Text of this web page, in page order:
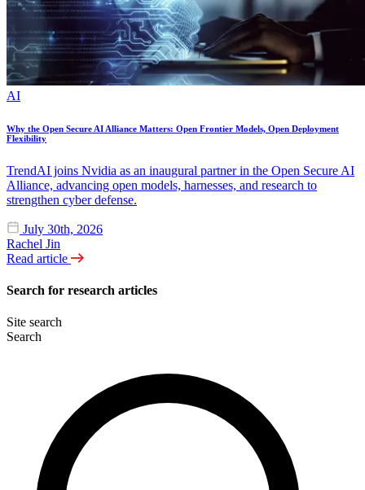
AI
Why the Open Secure AI Alliance Matters: Open Frontier Models, Open Deployment
Flexibility
TrendAI joins Nvidia as an inaugural partner in the Open Secure AI
Alliance, advancing open models, harnesses, and research to
strengthen cyber defense.
July 30th, 2026
Rachel Jin
Read article
Search for research articles
Site search
Search